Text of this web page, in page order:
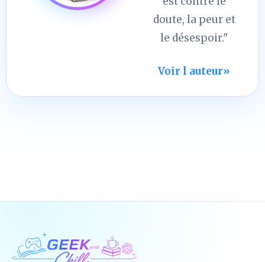
doute, la peur et
le désespoir."
Voir l auteur»